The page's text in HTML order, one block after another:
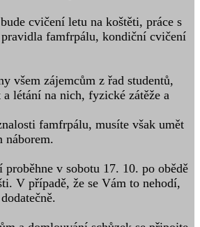
cvičení letu na koštěti, práce s
famfrpálu, kondiční cvičení
všem zájemcům z řad studentů,
létání na nich, fyzické zátěže a
famfrpálu, musíte však umět
náborem.
v sobotu 17. 10. po obědě
V případě, že se Vám to nehodí,